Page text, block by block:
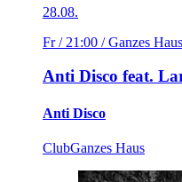
28.08.
Fr / 21:00 / Ganzes Haus
Anti Disco feat.
Anti Disco
ClubGanzes Haus